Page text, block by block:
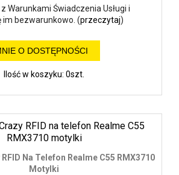
Warunkami Świadczenia Usługi i
im bezwarunkowo. (przeczytaj)
O DOSTĘPNOŚCI
Ilość w koszyku: 0szt.
Na Telefon Realme C55 RMX3710
Motylki